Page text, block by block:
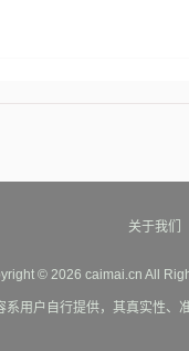
关于我们
© 2026 caimai.cn All
系用户自行提供，其真实性、